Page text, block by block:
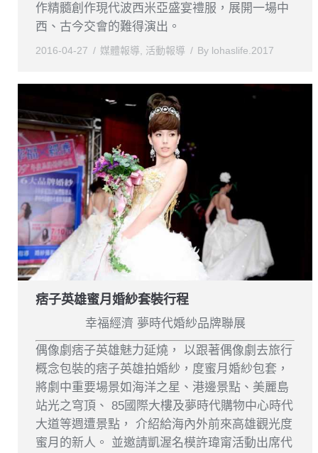
作精髓創作現代波西米亞盛宴禮服，展開一場中
西、古今交會的難得演出。
2016-04-27 媒體報導 活動報導 By lohaslife.2017
痞子英雄蜜月婚紗套裝行程
幸福經濟 夢時代婚紗品牌聯展
偶像劇痞子英雄魅力延燒， 以跟著偶像劇去旅行
概念包裝的痞子英雄拍婚紗，度蜜月婚紗包套，
將劇中重要場景如海洋之星、港邊景點、美麗島
站光之穹頂、 85國際大樓及夢時代購物中心時代
大道等週遭景點， 介紹給海內外前來高雄觀光度
蜜月的新人。 並邀請凱渥名模許瑋甯活動出席代